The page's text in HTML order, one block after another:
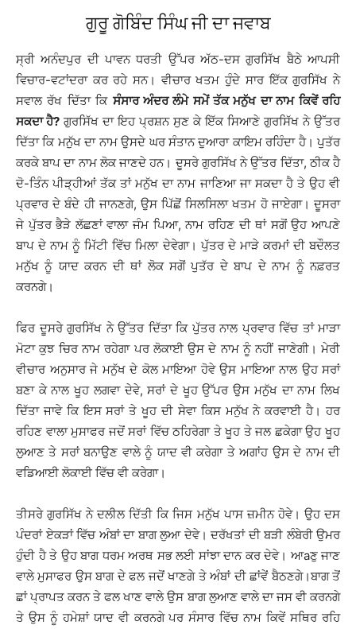
ਗੁਰੂ ਗੋਬਿੰਦ ਸਿੰਘ ਜੀ ਦਾ ਜਵਾਬ
ਸ੍ਰੀ ਅਨੰਦਪੁਰ ਦੀ ਪਾਵਨ ਧਰਤੀ ਉੱਪਰ ਅੱਠ-ਦਸ ਗੁਰਸਿੱਖ ਬੈਠੇ ਆਪਸੀ
ਵਿਚਾਰ-ਵਟਾਂਦਰਾ ਕਰ ਰਹੇ ਸਨ। ਵੀਚਾਰ ਖਤਮ ਹੁੰਦੇ ਸਾਰ ਇੱਕ ਗੁਰਸਿੱਖ ਨੇ
ਸਵਾਲ ਰੱਖ ਦਿੱਤਾ ਕਿਸੰਸਾਰ ਅੰਦਰ ਲੰਮੇ ਸਮੇਂ ਤੱਕ ਮਨੁੱਖ ਦਾ ਨਾਮ ਕਿਵੇਂ ਰਹਿ
ਸਕਦਾ ਹੈ? ਗੁਰਸਿੱਖ ਦਾ ਇਹ ਪ੍ਰਸ਼ਨ ਸੁਣ ਕੇ ਇੱਕ ਸਿਆਣੇ ਗੁਰਸਿੱਖ ਨੇ ਉੱਤਰ
ਦਿੱਤਾ ਕਿ ਮਨੁੱਖ ਦਾ ਨਾਮ ਉਸਦੇ ਘਰ ਸੰਤਾਨ ਦੁਆਰਾ ਕਾਇਮ ਰਹਿੰਦਾ ਹੈ। ਪੁਤੱਰ
ਕਰਕੇ ਬਾਪ ਦਾ ਨਾਮ ਲੋਕ ਜਾਣਦੇ ਹਨ। ਦੂਸਰੇ ਗੁਰਸਿੱਖ ਨੇ ਉੱਤਰ ਦਿੱਤਾ, ਠੀਕ ਹੈ
ਦੋ-ਤਿੰਨ ਪੀੜ੍ਹੀਆਂ ਤੱਕ ਤਾਂ ਮਨੁੱਖ ਦਾ ਨਾਮ ਜਾਣਿਆ ਜਾ ਸਕਦਾ ਹੈ ਤੇ ਉਹ ਵੀ
ਪ੍ਰਵਾਰ ਦੇ ਬੰਦੇ ਹੀ ਜਾਨਣਗੇ, ਉਸ ਪਿੱਛੋਂ ਸਿਲਸਿਲਾ ਖਤਮ ਹੋ ਜਾਏਗਾ। ਦੂਸਰਾ
ਜੇ ਪੁੱਤਰ ਭੈੜੇ ਲੱਛਣਾਂ ਵਾਲਾ ਜੰਮ ਪਿਆ, ਨਾਮ ਰਹਿਣ ਦੀ ਥਾਂ ਸਗੋਂ ਉਹ ਆਪਣੇ
ਬਾਪ ਦੇ ਨਾਮ ਨੂੰ ਮਿੱਟੀ ਵਿੱਚ ਮਿਲਾ ਦੇਵੇਗਾ। ਪੁੱਤਰ ਦੇ ਮਾੜੇ ਕਰਮਾਂ ਦੀ ਬਦੌਲਤ
ਮਨੁੱਖ ਨੂੰ ਯਾਦ ਕਰਨ ਦੀ ਥਾਂ ਲੋਕ ਸਗੋਂ ਪੁਤੱਰ ਦੇ ਬਾਪ ਦੇ ਨਾਮ ਨੂੰ ਨਫ਼ਰਤ
ਕਰਨਗੇ।
ਫਿਰ ਦੂਸਰੇ ਗੁਰਸਿੱਖ ਨੇ ਉੱਤਰ ਦਿੱਤਾ ਕਿ ਪੁੱਤਰ ਨਾਲ ਪ੍ਰਵਾਰ ਵਿੱਚ ਤਾਂ ਮਾੜਾ
ਮੋਟਾ ਕੁਝ ਚਿਰ ਨਾਮ ਰਹੇਗਾ ਪਰ ਲੋਕਾਈ ਉਸ ਦੇ ਨਾਮ ਨੂੰ ਨਹੀਂ ਜਾਣੇਗੀ। ਮੇਰੀ
ਵੀਚਾਰ ਅਨੁਸਾਰ ਜੇ ਮਨੁੱਖ ਦੇ ਕੋਲ ਮਾਇਆ ਹੋਵੇ ਉਸ ਮਾਇਆ ਨਾਲ ਉਹ ਸਰਾਂ
ਬਣਾ ਕੇ ਨਾਲ ਖੂਹ ਲਗਵਾ ਦੇਵੇ, ਸਰਾਂ ਦੇ ਖੂਹ ਉੱਪਰ ਉਸ ਮਨੁੱਖ ਦਾ ਨਾਮ ਲਿਖ
ਦਿੱਤਾ ਜਾਵੇ ਕਿ ਇਸ ਸਰਾਂ ਤੇ ਖੂਹ ਦੀ ਸੇਵਾ ਕਿਸ ਮਨੁੱਖ ਨੇ ਕਰਵਾਈ ਹੈ। ਹਰ
ਰਹਿਣ ਵਾਲਾ ਮੁਸਾਫਰ ਜਦੋਂ ਸਰਾਂ ਵਿੱਚ ਠਹਿਰੇਗਾ ਤੇ ਖੂਹ ਤੇ ਜਲ ਛਕੇਗਾ ਉਹ ਖੂਹ
ਲੁਆਣ ਤੇ ਸਰਾਂ ਬਨਾਉਣ ਵਾਲੇ ਨੂੰ ਯਾਦ ਵੀ ਕਰੇਗਾ ਤੇ ਅਗਾਂਹ ਉਸ ਦੇ ਨਾਮ ਦੀ
ਵਡਿਆਈ ਲੋਕਾਈ ਵਿੱਚ ਵੀ ਕਰੇਗਾ।
ਤੀਸਰੇ ਗੁਰਸਿੱਖ ਨੇ ਦਲੀਲ ਦਿੱਤੀ ਕਿ ਜਿਸ ਮਨੁੱਖ ਪਾਸ ਜ਼ਮੀਨ ਹੋਵੇ। ਉਹ ਦਸ
ਪੰਦਰਾਂ ਏਕੜਾਂ ਵਿੱਚ ਅੰਬਾਂ ਦਾ ਬਾਗ ਲੁਆ ਦੇਵੇ। ਦਰੱਖਤਾਂ ਦੀ ਬੜੀ ਲੰਬੇਰੀ ਉਮਰ
ਹੁੰਦੀ ਹੈ ਤੇ ਉਹ ਬਾਗ ਧਰਮ ਅਰਥ ਸਭ ਲਈ ਸਾਂਝਾ ਦਾਨ ਕਰ ਦੇਵੇ। ਆaਣੁ ਜਾਣ
ਵਾਲੇ ਮੁਸਾਫਰ ਉਸ ਬਾਗ ਦੇ ਫਲ ਜਦੋਂ ਖਾਣਗੇ ਤੇ ਅੰਬਾਂ ਦੀ ਛਾਂਵੇਂ ਬੈਠਣਗੇ।ਬਾਗ ਤੋਂ
ਛਾਂ ਪ੍ਰਾਪਤ ਕਰਨ ਤੇ ਫਲ ਖਾਣ ਵਾਲੇ ਉਸ ਬਾਗ ਲੁਆਣ ਵਾਲੇ ਦਾ ਜਸ ਵੀ ਕਰਨਗੇ
ਤੇ ਉਸ ਨੂੰ ਹਮੇਸ਼ਾਂ ਯਾਦ ਵੀ ਕਰਨਗੇ ਪਰ ਸੰਸਾਰ ਵਿੱਚ ਨਾਮ ਕਿਵੇਂ ਸਥਿਰ ਰਹਿ